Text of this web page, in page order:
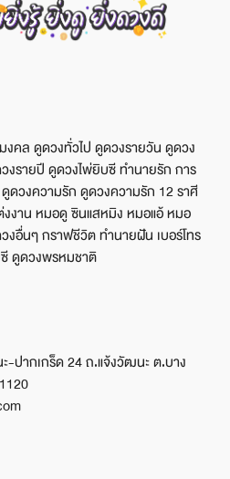
คล ดูดวงทั่วไป ดูดวงรายวัน ดูดวง
งรายปี ดูดวงไพ่ยิบซี ทำนายรัก การ
ดวงความรัก ดูดวงความรัก 12 ราศี
งาน หมอดู ซินแสหมิง หมอแอ้ หมอ
อื่นๆ กราฟชีวิต ทำนายฝัน เบอร์โทร
ซี ดูดวงพรหมชาติ
-ปากเกร็ด 24 ถ.แจ้งวัฒนะ ต.บาง